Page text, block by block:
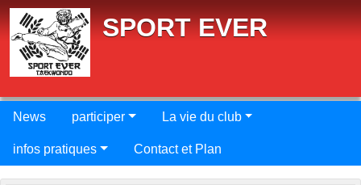
SPORT EVER
News participer La vie du club
infos pratiques Contact et Plan
Panneau de gestion des cookies